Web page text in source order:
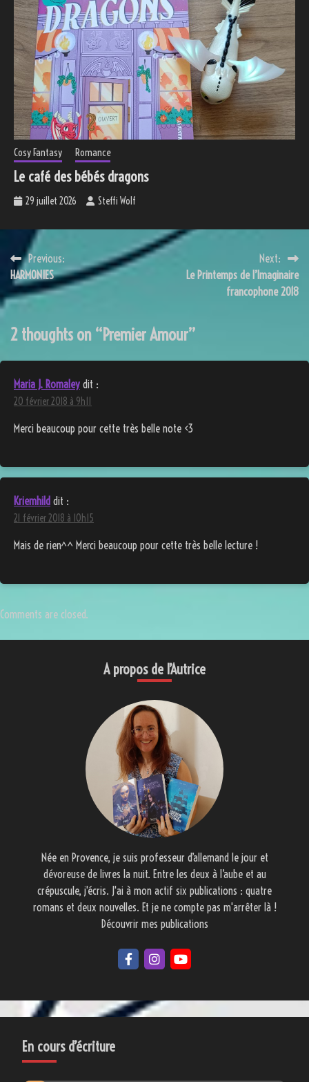
Cosy Fantasy Romance
Le café des bébés dragons
29 juillet 2026 Steffi Wolf
Navigation
de
Previous:
HARMONIES
Next:
Le Printemps de l’Imaginaire
francophone 2018
2 thoughts on “Premier Amour”
Maria J. Romaley dit :
20 février 2018 à 9h11
Merci beaucoup pour cette très belle note <3
Kriemhild dit :
21 février 2018 à 10h15
Mais de rien^^ Merci beaucoup pour cette très belle lecture !
Comments are closed.
A propos de l’Autrice
Née en Provence, je suis professeur d’allemand le jour et
dévoreuse de livres la nuit. Entre les deux à l’aube et au
crépuscule, j'écris. J'ai à mon actif six publications : quatre
romans et deux nouvelles. Et je ne compte pas m'arrêter là !
Découvrir mes publications
En cours d’écriture